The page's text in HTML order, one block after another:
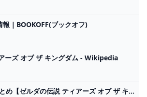
｜BOOKOFF(ブックオフ)
ーズ オブ ザ キングダム - Wikipedia
龍の泪 全12ヶ所まとめ【ゼルダの伝説 ティアーズ オブ ザ キングダム】 - YouTube